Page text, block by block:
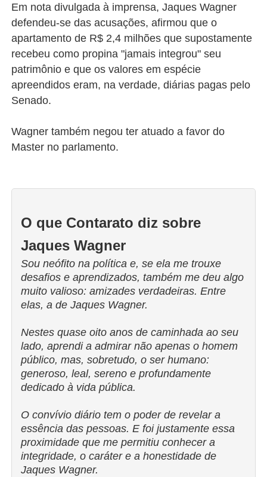
Em nota divulgada à imprensa, Jaques Wagner
defendeu-se das acusações, afirmou que o
apartamento de R$ 2,4 milhões que supostamente
recebeu como propina "jamais integrou" seu
patrimônio e que os valores em espécie
apreendidos eram, na verdade, diárias pagas pelo
Senado.
Wagner também negou ter atuado a favor do
Master no parlamento.
O que Contarato diz sobre
Jaques Wagner
Sou neófito na política e, se ela me trouxe
desafios e aprendizados, também me deu algo
muito valioso: amizades verdadeiras. Entre
elas, a de Jaques Wagner.
Nestes quase oito anos de caminhada ao seu
lado, aprendi a admirar não apenas o homem
público, mas, sobretudo, o ser humano:
generoso, leal, sereno e profundamente
dedicado à vida pública.
O convívio diário tem o poder de revelar a
essência das pessoas. E foi justamente essa
proximidade que me permitiu conhecer a
integridade, o caráter e a honestidade de
Jaques Wagner.